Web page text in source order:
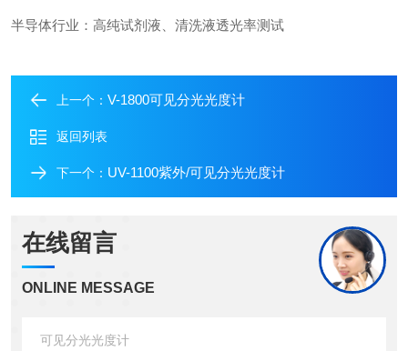
半导体行业：高纯试剂液、清洗液透光率测试
上一个： V-1800可见分光光度计
返回列表
下一个： UV-1100紫外/可见分光光度计
在线留言
ONLINE MESSAGE